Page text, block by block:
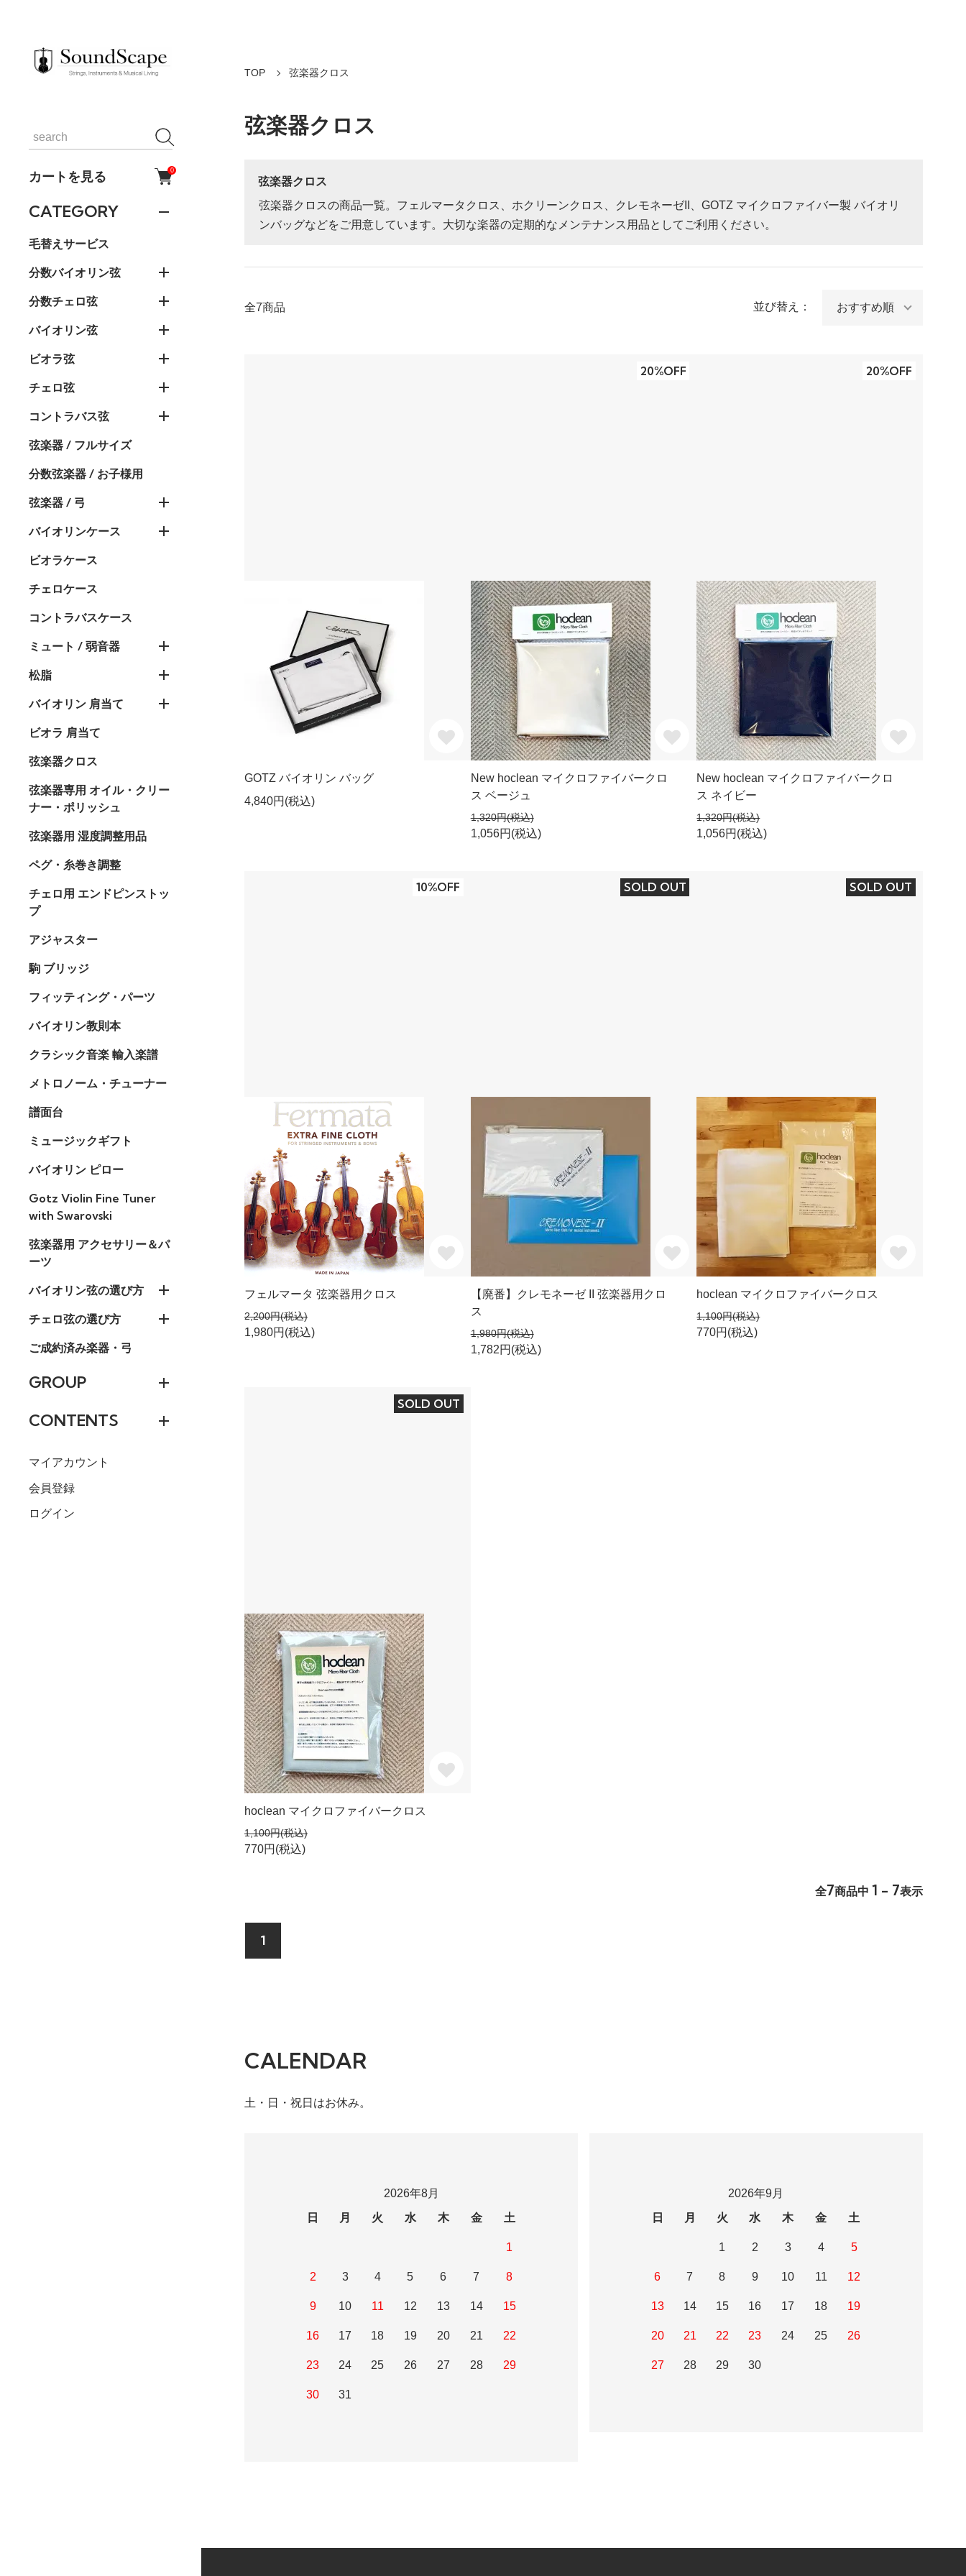
カートを見る 0
CATEGORY
毛替えサービス
分数バイオリン弦
分数チェロ弦
バイオリン弦
ビオラ弦
チェロ弦
コントラバス弦
弦楽器 / フルサイズ
分数弦楽器 / お子様用
弦楽器 / 弓
バイオリンケース
ビオラケース
チェロケース
コントラバスケース
ミュート / 弱音器
松脂
バイオリン 肩当て
ビオラ 肩当て
弦楽器クロス
弦楽器専用 オイル・クリー
ナー・ポリッシュ
弦楽器用 湿度調整用品
ペグ・糸巻き調整
チェロ用 エンドピンストッ
プ
アジャスター
駒 ブリッジ
フィッティング・パーツ
バイオリン教則本
クラシック音楽 輸入楽譜
メトロノーム・チューナー
譜面台
ミュージックギフト
バイオリン ピロー
Gotz Violin Fine Tuner
with Swarovski
弦楽器用 アクセサリー＆パ
ーツ
バイオリン弦の選び方
チェロ弦の選び方
ご成約済み楽器・弓
GROUP
CONTENTS
マイアカウント
会員登録
ログイン
TOP 弦楽器クロス
弦楽器クロス
弦楽器クロス
弦楽器クロスの商品一覧。フェルマータクロス、ホクリーンクロス、クレモネーゼII、GOTZ マイクロファイバー製 バイオリ
ンバッグなどをご用意しています。大切な楽器の定期的なメンテナンス用品としてご利用ください。
全7商品 並び替え：
GOTZ バイオリン バッグ
4,840円(税込)
20%OFF
New hoclean マイクロファイバークロ
ス ベージュ
1,320円(税込)
1,056円(税込)
20%OFF
New hoclean マイクロファイバークロ
ス ネイビー
1,320円(税込)
1,056円(税込)
10%OFF
フェルマータ 弦楽器用クロス
2,200円(税込)
1,980円(税込)
SOLD OUT
【廃番】クレモネーゼ II 弦楽器用クロ
ス
1,980円(税込)
1,782円(税込)
SOLD OUT
hoclean マイクロファイバークロス
1,100円(税込)
770円(税込)
SOLD OUT
hoclean マイクロファイバークロス
1,100円(税込)
770円(税込)
全7商品中 1 - 7表示
1
CALENDAR
土・日・祝日はお休み。
2026年8月
日
月 火 水 木 金 土
1
2 3 4 5 6 7 8
9 10 11 12 13 14 15
16 17 18 19 20 21 22
23 24 25 26 27 28 29
30 31
2026年9月
日
月 火 水 木 金 土
1 2 3 4 5
6 7 8 9 10 11 12
13 14 15 16 17 18 19
20 21 22 23 24 25 26
27 28 29 30